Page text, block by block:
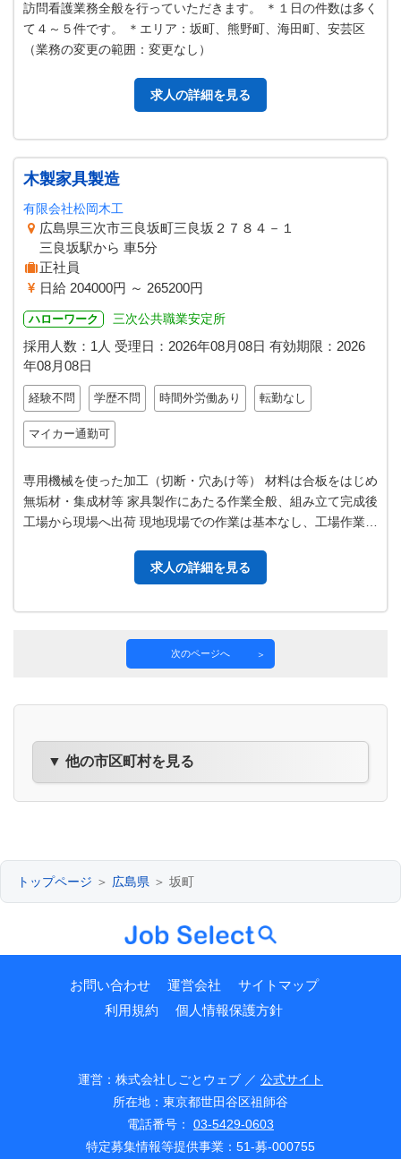
訪問看護業務全般を行っていただきます。 ＊１日の件数は多く
て４～５件です。 ＊エリア：坂町、熊野町、海田町、安芸区
（業務の変更の範囲：変更なし）
求人の詳細を見る
木製家具製造
有限会社松岡木工
広島県三次市三良坂町三良坂２７８４－１
三良坂駅から 車5分
正社員
日給 204000円 ～ 265200円
ハローワーク 三次公共職業安定所
採用人数：1人 受理日： 2026年08月08日 有効期限： 2026
年08月08日
経験不問 学歴不問 時間外労働あり 転勤なし
マイカー通勤可
専用機械を使った加工（切断・穴あけ等） 材料は合板をはじめ
無垢材・集成材等 家具製作にあたる作業全般、組み立て完成後
工場から現場へ出荷 現地現場での作業は基本なし、工場作業の
求人の詳細を見る
次のページへ
▼ 他の市区町村を見る
トップページ ＞ 広島県 ＞ 坂町
お問い合わせ 運営会社
サイトマップ
利用規約
個人情報保護方針
運営：株式会社しごとウェブ ／ 公式サイト
所在地：東京都世田谷区祖師谷
電話番号： 03-5429-0603
特定募集情報等提供事業：51-募-000755